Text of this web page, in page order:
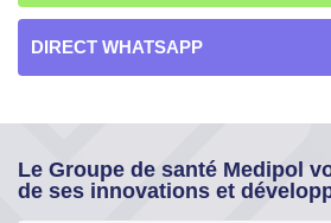
DIRECT WHATSAPP
Le Groupe de santé Medipol
de ses innovations et